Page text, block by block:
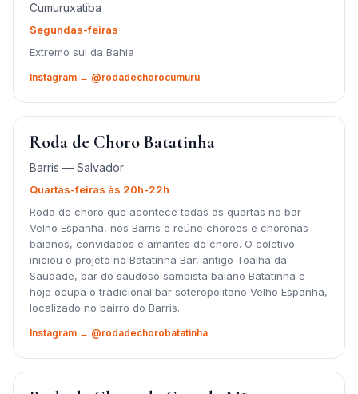
Cumuruxatiba
Segundas-feiras
Extremo sul da Bahia
Instagram → @rodadechorocumuru
Roda de Choro Batatinha
Barris — Salvador
Quartas-feiras às 20h-22h
Roda de choro que acontece todas as quartas no bar
Velho Espanha, nos Barris e reúne chorões e choronas
baianos, convidados e amantes do choro. O coletivo
iniciou o projeto no Batatinha Bar, antigo Toalha da
Saudade, bar do saudoso sambista baiano Batatinha e
hoje ocupa o tradicional bar soteropolitano Velho Espanha,
localizado no bairro do Barris.
Instagram → @rodadechorobatatinha